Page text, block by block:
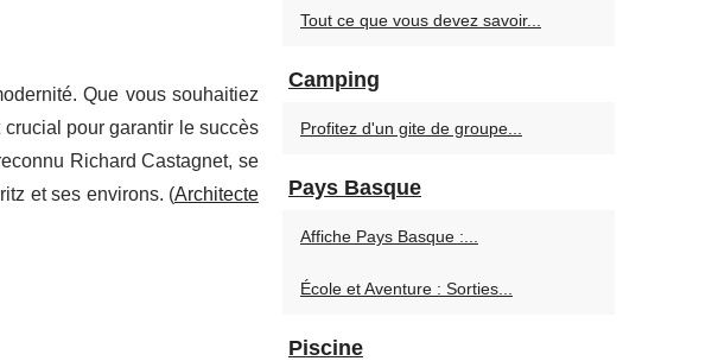
Que vous souhaitiez
pour garantir le succès
Richard Castagnet, se
et ses environs. (Architecte
Tout ce que vous devez savoir...
Camping
Profitez d'un gite de groupe...
Pays Basque
Affiche Pays Basque :...
École et Aventure : Sorties...
Piscine